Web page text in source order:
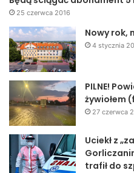
25 czerwca 2016
Nowy rok,
4 stycznia
PILNE!
żywiołem
27 czerwca
Uciekł z
trafił do